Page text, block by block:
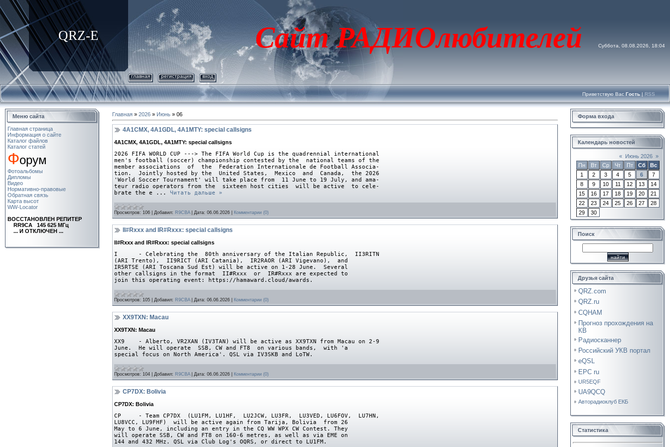
QRZ-E Сайт РАДИОлюбителей Суббота, 08.08.2026, 18:04
главная регистрация вход
Приветствую Вас Гость | RSS
Меню сайта
Главная страница
Информация о сайте
Каталог файлов
Каталог статей
Форум
Фотоальбомы
Дипломы
Видео
Нормативно-правовые
Обратная связь
Карта высот
WW-Locator
ВОСCТАНОВЛЕН РЕПИТЕР
RR9CA 145 625 МГц
... И ОТКЛЮЧЕН ...
Главная » 2026 » Июнь » 06
4A1CMX, 4A1GDL, 4A1MTY: special callsigns
4A1CMX, 4A1GDL, 4A1MTY: special callsigns
2026 FIFA WORLD CUP ---> The FIFA World Cup is the quadrennial international
men's football (soccer) championship contested by the national teams of the
member associations of the Federation Internationale de Football Associa-
tion. Jointly hosted by the United States, Mexico and Canada, the 2026
'World Soccer Tournament' will take place from 11 June to 19 July, and ama-
teur radio operators from the sixteen host cities will be active to cele-
brate the e
... Читать дальше »
Просмотров: 106 Добавил: R9CBA Дата: 06.06.2026 Комментарии (0)
II#Rxxx and IR#Rxxx: special callsigns
II#Rxxx and IR#Rxxx: special callsigns
I - Celebrating the 80th anniversary of the Italian Republic, II3RITN
(ARI Trento), II9RICT (ARI Catania), IR2RAOR (ARI Vigevano), and
IR5RTSE (ARI Toscana Sud Est) will be active on 1-28 June. Several
other callsigns in the format II#Rxxx or IR#Rxxx are expected to
join this operating event: https://hamaward.cloud/awards.
Просмотров: 105 Добавил: R9CBA Дата: 06.06.2026 Комментарии (0)
XX9TXN: Macau
XX9TXN: Macau
XX9 - Alberto, VR2XAN (IV3TAN) will be active as XX9TXN from Macau on 2-9
June. He will operate SSB, CW and FT8 on various bands, with 'a
special focus on North America'. QSL via IV3SKB and LoTW.
Просмотров: 104 Добавил: R9CBA Дата: 06.06.2026 Комментарии (0)
CP7DX: Bolivia
CP7DX: Bolivia
CP - Team CP7DX (LU1FM, LU1HF, LU2JCW, LU3FR, LU3VED, LU6FOV, LU7HN,
LU8VCC, LU9FHF) will be active again from Tarija, Bolivia from 26
May to 6 June, including an entry in the CQ WW WPX CW Contest. They
will operate SSB, CW and FT8 on 160-6 metres, as well as via EME on
144 and 432 MHz. QSL via Club Log's OQRS, or direct to LU1FM.
Форма входа
Календарь новостей
« Июнь 2026 »
Пн
Вт Ср Чт Пт Сб
Вс
1
2 3 4 5 6
7
8
9 10 11 12 13
14
15
16 17 18 19 20
21
22
23 24 25 26 27
28
29
30
Поиск
Друзья сайта
QRZ.com
QRZ.ru
CQHAM
Прогноз прохождения на
КВ
Радиосканнер
Российский УКВ портал
eQSL
EPC ru
UR5EQF
UA9QCQ
Авторадиоклуб ЕКБ
Статистика